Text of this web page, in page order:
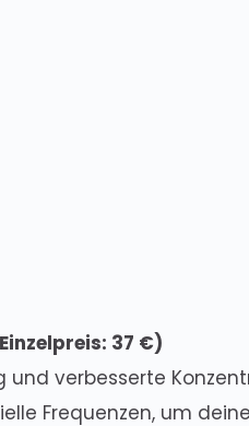
Einzelpreis: 37 €)
und verbesserte
Frequenzen, um